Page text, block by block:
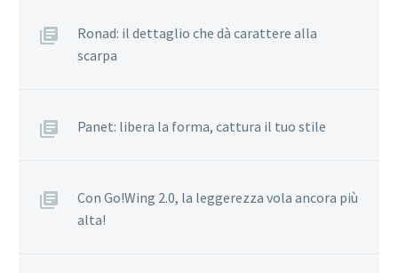
Ronad: il dettaglio che dà carattere alla
scarpa
Panet: libera la forma, cattura il tuo stile
Con Go!Wing 2.0, la leggerezza vola ancora più
alta!